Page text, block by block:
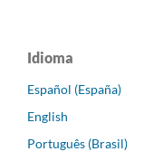
Idioma
Español (España)
English
Português (Brasil)